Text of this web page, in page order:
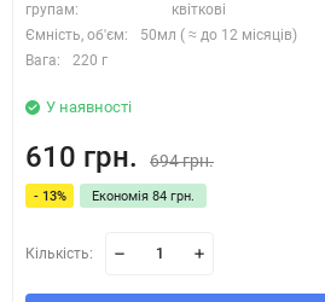
групам:
квіткові
Ємність, об'єм:
50мл ( ≈ до 12 місяців)
Вага:
220 г
У наявності
610 грн. 694 грн.
- 13% Економія 84 грн.
Кількість: